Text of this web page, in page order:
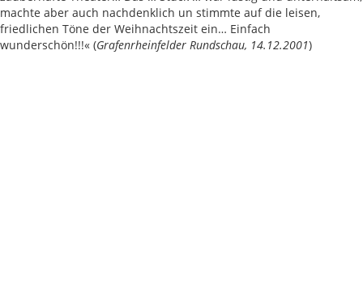
machte aber auch nachdenklich un stimmte auf die leisen,
friedlichen Töne der Weihnachtszeit ein… Einfach
wunderschön!!!« (Grafenrheinfelder Rundschau, 14.12.2001)